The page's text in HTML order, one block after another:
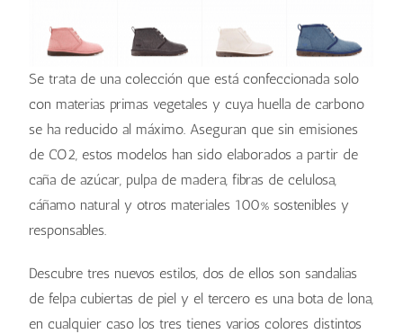
Se trata de una colección que está confeccionada solo
con materias primas vegetales y cuya huella de carbono
se ha reducido al máximo. Aseguran que sin emisiones
de CO2, estos modelos han sido elaborados a partir de
caña de azúcar, pulpa de madera, fibras de celulosa,
cáñamo natural y otros materiales 100% sostenibles y
responsables.
Descubre tres nuevos estilos, dos de ellos son sandalias
de felpa cubiertas de piel y el tercero es una bota de lona,
en cualquier caso los tres tienes varios colores distintos